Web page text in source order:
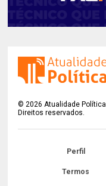
©2026 Atualidade Política
Direitos reservados.
Perfil
Termos